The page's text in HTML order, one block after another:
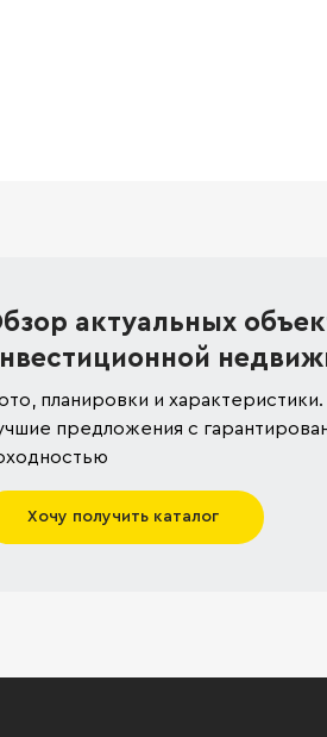
актуальных
планировки и характеристики.
предложения с
Хочу получить каталог